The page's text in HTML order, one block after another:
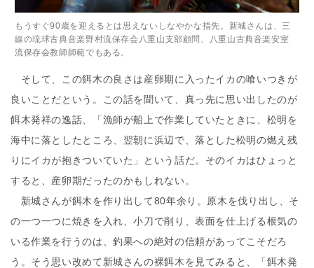
もうすぐ90歳を迎えるとは思えないしなやかな指先。新城さんは、三
線の琉球古典音楽野村流保存会八重山支部顧問、八重山古典音楽安室
流保存会教師師範でもある。
そして、この餌木の良さは産卵期に入ったイカの喰いつきが
良いことだという。この話を聞いて、真っ先に思い出したのが
餌木発祥の逸話、「漁師が船上で作業していたときに、松明を
海中に落としたところ、翌朝に浜辺で、落とした松明の燃え残
りにイカが抱きついていた」という話だ。そのイカはひょっと
すると、産卵期だったのかもしれない。
新城さんが餌木を作り出して80年余り。原木を伐り出し、そ
の一つ一つに焼きを入れ、小刀で削り、表面を仕上げる根気の
いる作業を行うのは、釣果への絶対の信頼があってこそだろ
う。そう思い改めて新城さんの裸餌木を見てみると、「餌木発